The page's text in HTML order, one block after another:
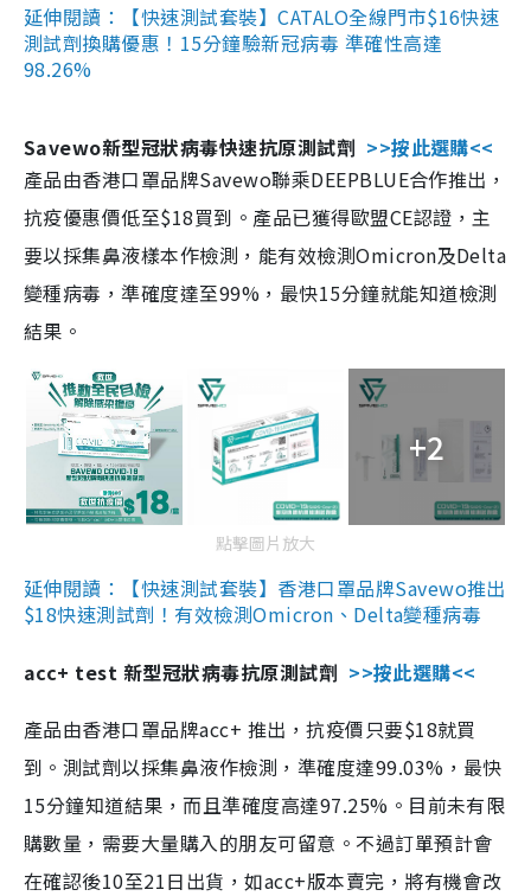
延伸閱讀：【快速測試套裝】CATALO全線門市$16快速
測試劑換購優惠！15分鐘驗新冠病毒 準確性高達
98.26%
Savewo新型冠狀病毒快速抗原測試劑 >>按此選購<<
產品由香港口罩品牌Savewo聯乘DEEPBLUE合作推出，
抗疫優惠價低至$18買到。產品已獲得歐盟CE認證，主
要以採集鼻液樣本作檢測，能有效檢測Omicron及Delta
變種病毒，準確度達至99%，最快15分鐘就能知道檢測
結果。
+2
點擊圖片放大
延伸閱讀：【快速測試套裝】香港口罩品牌Savewo推出
$18快速測試劑！有效檢測Omicron、Delta變種病毒
acc+ test 新型冠狀病毒抗原測試劑 >>按此選購<<
產品由香港口罩品牌acc+ 推出，抗疫價只要$18就買
到。測試劑以採集鼻液作檢測，準確度達99.03%，最快
15分鐘知道結果，而且準確度高達97.25%。目前未有限
購數量，需要大量購入的朋友可留意。不過訂單預計會
在確認後10至21日出貨，如acc+版本賣完，將有機會改